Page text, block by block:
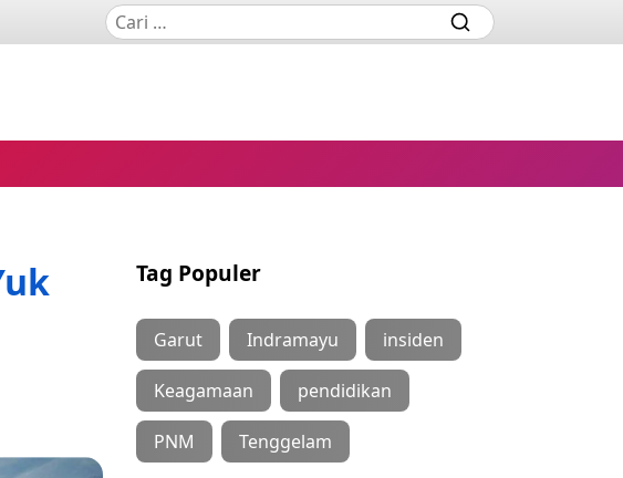
Tag Populer
Garut Indramayu insiden
Keagamaan pendidikan
PNM Tenggelam